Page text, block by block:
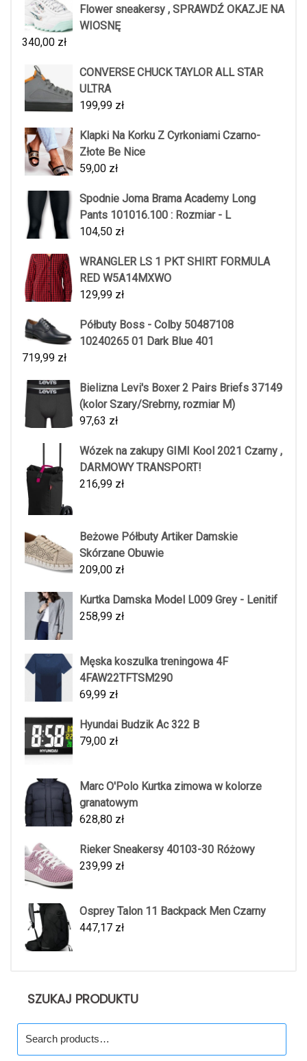
Flower sneakersy , SPRAWDŹ OKAZJE NA
WIOSNĘ
340,00 zł
CONVERSE CHUCK TAYLOR ALL STAR
ULTRA
199,99 zł
Klapki Na Korku Z Cyrkoniami Czarno-
Złote Be Nice
59,00 zł
Spodnie Joma Brama Academy Long
Pants 101016.100 : Rozmiar - L
104,50 zł
WRANGLER LS 1 PKT SHIRT FORMULA
RED W5A14MXWO
129,99 zł
Półbuty Boss - Colby 50487108
10240265 01 Dark Blue 401
719,99 zł
Bielizna Levi's Boxer 2 Pairs Briefs 37149
(kolor Szary/Srebrny, rozmiar M)
97,63 zł
Wózek na zakupy GIMI Kool 2021 Czarny ,
DARMOWY TRANSPORT!
216,99 zł
Beżowe Półbuty Artiker Damskie
Skórzane Obuwie
209,00 zł
Kurtka Damska Model L009 Grey - Lenitif
258,99 zł
Męska koszulka treningowa 4F
4FAW22TFTSM290
69,99 zł
Hyundai Budzik Ac 322 B
79,00 zł
Marc O'Polo Kurtka zimowa w kolorze
granatowym
628,80 zł
Rieker Sneakersy 40103-30 Różowy
239,99 zł
Osprey Talon 11 Backpack Men Czarny
447,17 zł
SZUKAJ PRODUKTU
for: